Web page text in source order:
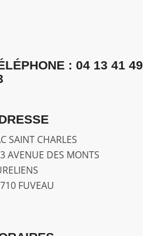
: 04 13 41 49
SAINT CHARLES
AVENUE DES MONTS
FUVEAU